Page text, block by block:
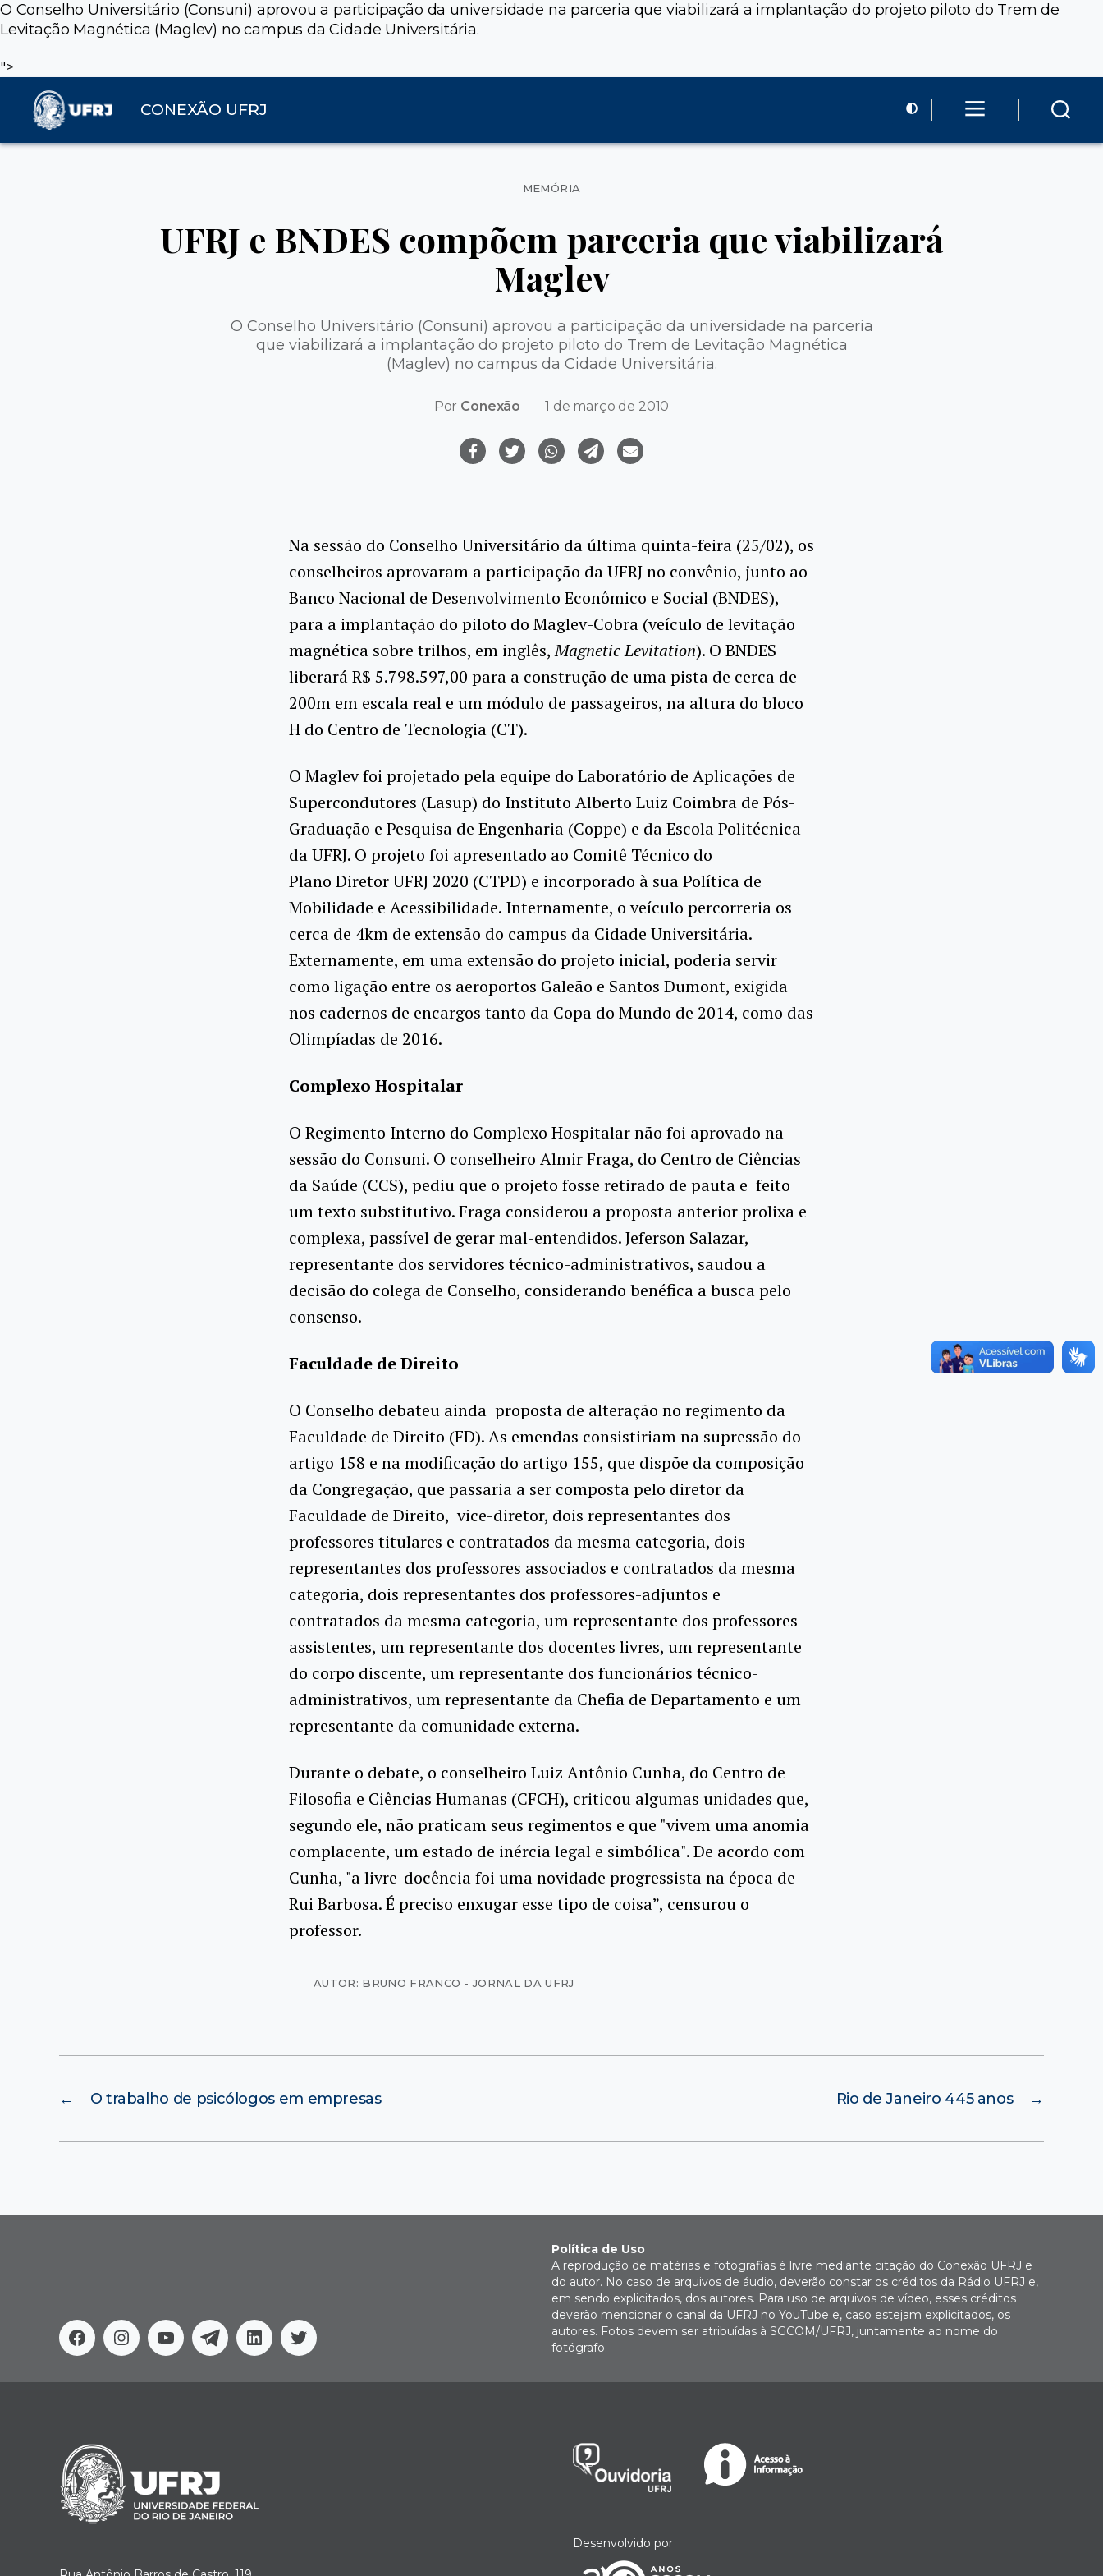
O Conselho Universitário (Consuni) aprovou a participação da universidade na parceria que viabilizará a implantação do projeto piloto do Trem de
Levitação Magnética (Maglev) no campus da Cidade Universitária.
">
CONEXÃO UFRJ
Categorias
MEMÓRIA
UFRJ e BNDES compõem parceria que viabilizará
Maglev
O Conselho Universitário (Consuni) aprovou a participação da universidade na parceria
que viabilizará a implantação do projeto piloto do Trem de Levitação Magnética
(Maglev) no campus da Cidade Universitária.
Por Conexão 1 de março de 2010
Na sessão do Conselho Universitário da última quinta-feira (25/02), os
conselheiros aprovaram a participação da UFRJ no convênio, junto ao
Banco Nacional de Desenvolvimento Econômico e Social (BNDES),
para a implantação do piloto do Maglev-Cobra (veículo de levitação
magnética sobre trilhos, em inglês,Magnetic Levitation). O BNDES
liberará R$ 5.798.597,00 para a construção de uma pista de cerca de
200m em escala real e um módulo de passageiros, na altura do bloco
H do Centro de Tecnologia (CT).
O Maglev foi projetado pela equipe do Laboratório de Aplicações de
Supercondutores (Lasup) do Instituto Alberto Luiz Coimbra de Pós-
Graduação e Pesquisa de Engenharia (Coppe) e da Escola Politécnica
da UFRJ. O projeto foi apresentado ao Comitê Técnico do
Plano Diretor UFRJ 2020 (CTPD) e incorporado à sua Política de
Mobilidade e Acessibilidade. Internamente, o veículo percorreria os
cerca de 4km de extensão do campus da Cidade Universitária.
Externamente, em uma extensão do projeto inicial, poderia servir
como ligação entre os aeroportos Galeão e Santos Dumont, exigida
nos cadernos de encargos tanto da Copa do Mundo de 2014, como das
Olimpíadas de 2016.
Complexo Hospitalar
O Regimento Interno do Complexo Hospitalar não foi aprovado na
sessão do Consuni. O conselheiro Almir Fraga, do Centro de Ciências
da Saúde (CCS), pediu que o projeto fosse retirado de pauta e feito
um texto substitutivo. Fraga considerou a proposta anterior prolixa e
complexa, passível de gerar mal-entendidos. Jeferson Salazar,
representante dos servidores técnico-administrativos, saudou a
decisão do colega de Conselho, considerando benéfica a busca pelo
consenso.
Faculdade de Direito
O Conselho debateu ainda proposta de alteração no regimento da
Faculdade de Direito (FD). As emendas consistiriam na supressão do
artigo 158 e na modificação do artigo 155, que dispõe da composição
da Congregação, que passaria a ser composta pelo diretor da
Faculdade de Direito, vice-diretor, dois representantes dos
professores titulares e contratados da mesma categoria, dois
representantes dos professores associados e contratados da mesma
categoria, dois representantes dos professores-adjuntos e
contratados da mesma categoria, um representante dos professores
assistentes, um representante dos docentes livres, um representante
do corpo discente, um representante dos funcionários técnico-
administrativos, um representante da Chefia de Departamento e um
representante da comunidade externa.
Durante o debate, o conselheiro Luiz Antônio Cunha, do Centro de
Filosofia e Ciências Humanas (CFCH), criticou algumas unidades que,
segundo ele, não praticam seus regimentos e que "vivem uma anomia
complacente, um estado de inércia legal e simbólica". De acordo com
Cunha, "a livre-docência foi uma novidade progressista na época de
Rui Barbosa. É preciso enxugar esse tipo de coisa”, censurou o
professor.
AUTOR: BRUNO FRANCO - JORNAL DA UFRJ
← O trabalho de psicólogos em empresas →
Rio de Janeiro 445 anos
FacebookInstagram
YoutubeTelegramLinkedinTwitter
Política de Uso
A reprodução de matérias e fotografias é livre mediante citação do Conexão UFRJ e
do autor. No caso de arquivos de áudio, deverão constar os créditos da Rádio UFRJ e,
em sendo explicitados, dos autores. Para uso de arquivos de vídeo, esses créditos
deverão mencionar o canal da UFRJ no YouTube e, caso estejam explicitados, os
autores. Fotos devem ser atribuídas à SGCOM/UFRJ, juntamente ao nome do
fotógrafo.
Desenvolvido por